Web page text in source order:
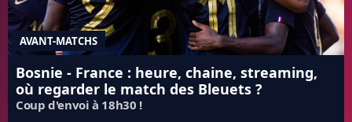
AVANT-MATCHS
Bosnie - France : heure, chaine, streaming,
où regarder le match des Bleuets ?
Coup d'envoi à 18h30 !